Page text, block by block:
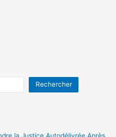
Rechercher